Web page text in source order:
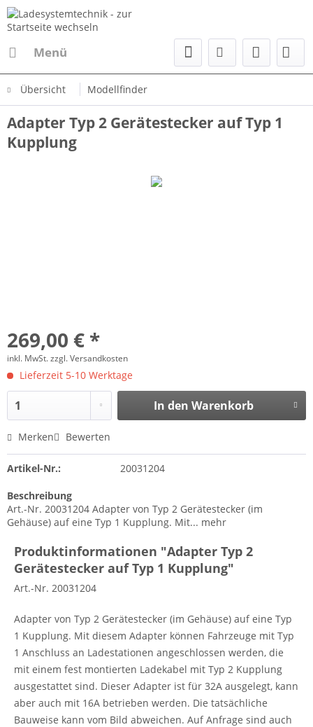
Menü
Übersicht Modellfinder
Adapter Typ 2 Gerätestecker auf Typ 1
Kupplung
269,00 € *
inkl. MwSt.zzgl. Versandkosten
Lieferzeit 5-10 Werktage
In den Warenkorb
Merken Bewerten
Artikel-Nr.: 20031204
Beschreibung
Art.-Nr. 20031204 Adapter von Typ 2 Gerätestecker (im
Gehäuse) auf eine Typ 1 Kupplung. Mit... mehr
Produktinformationen "Adapter Typ 2
Gerätestecker auf Typ 1 Kupplung"
Art.-Nr. 20031204
Adapter von Typ 2 Gerätestecker (im Gehäuse) auf eine Typ
1 Kupplung. Mit diesem Adapter können Fahrzeuge mit Typ
1 Anschluss an Ladestationen angeschlossen werden, die
mit einem fest montierten Ladekabel mit Typ 2 Kupplung
ausgestattet sind. Dieser Adapter ist für 32A ausgelegt, kann
aber auch mit 16A betrieben werden. Die tatsächliche
Bauweise kann vom Bild abweichen. Auf Anfrage sind auch